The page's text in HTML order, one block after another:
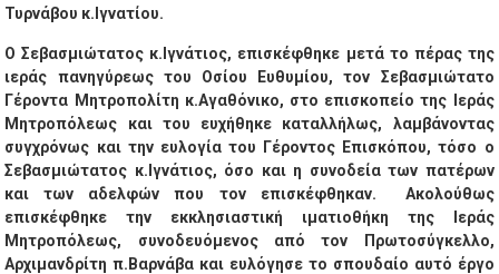
Τυρνάβου κ.Ιγνατίου.
Ο Σεβασμιώτατος κ.Ιγνάτιος, επισκέφθηκε μετά το πέρας της
ιεράς πανηγύρεως του Οσίου Ευθυμίου, τον Σεβασμιώτατο
Γέροντα Μητροπολίτη κ.Αγαθόνικο, στο επισκοπείο της Ιεράς
Μητροπόλεως και του ευχήθηκε καταλλήλως, λαμβάνοντας
συγχρόνως και την ευλογία του Γέροντος Επισκόπου, τόσο ο
Σεβασμιώτατος κ.Ιγνάτιος, όσο και η συνοδεία των πατέρων
και των αδελφών που τον επισκέφθηκαν. Ακολούθως
επισκέφθηκε την εκκλησιαστική ιματιοθήκη της Ιεράς
Μητροπόλεως, συνοδευόμενος από τον Πρωτοσύγκελλο,
Αρχιμανδρίτη π.Βαρνάβα και ευλόγησε το σπουδαίο αυτό έργο